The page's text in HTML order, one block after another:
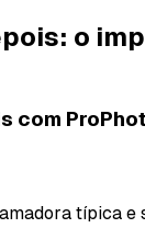
o
com
típica e